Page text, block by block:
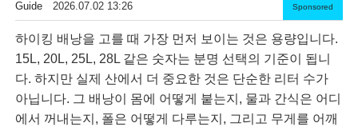
Sponsored
Guide 2026.07.02 13:26
하이킹 배낭을 고를 때 가장 먼저 보이는 것은 용량입니다.
15L, 20L, 25L, 28L 같은 숫자는 분명 선택의 기준이 됩니
다. 하지만 실제 산에서 더 중요한 것은 단순한 리터 수가
아닙니다. 그 배낭이 몸에 어떻게 붙는지, 물과 간식은 어디
에서 꺼내는지, 폴은 어떻게 다루는지, 그리고 무게를 어깨